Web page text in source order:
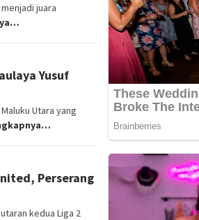
menjadi juara
Yusuf
Utara yang
Perserang
kedua Liga 2